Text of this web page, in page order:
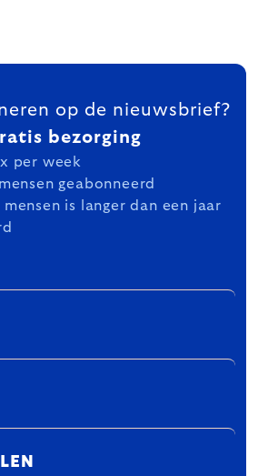
op de nieuwsbrief?
bezorging
per week
geabonneerd
mensen is langer dan een jaar